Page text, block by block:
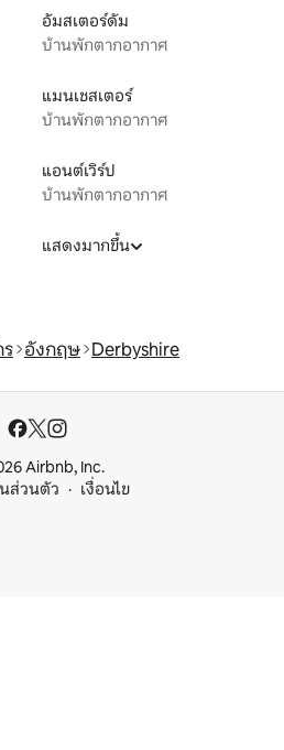
อัมสเตอร์ดัม
บ้านพักตากอากาศ
แมนเชสเตอร์
บ้านพักตากอากาศ
แอนต์เวิร์ป
บ้านพักตากอากาศ
แสดงมากขึ้น
อังกฤษ Derbyshire
Airbnb, Inc.
ส่วนตัว
เงื่อนไข